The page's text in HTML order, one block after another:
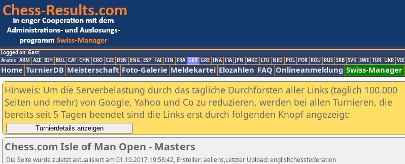
Logged on: Gast
Arabic ARM AZE BIH BUL CAT CHN CRO CZE DEN ENG ESP FAI FIN FRA GER GRE INA ITA JPN MKD LTU NED POL POR ROU RUS SRB SVK SWE TUR UKR VIE
Home TurnierDB Meisterschaft Foto-Galerie Meldekartei Elozahlen FAQ Onlineanmeldung Swiss-Manager
Hinweis: Um die Serverbelastung durch das tägliche Durchforsten aller Links (täglich 100.000
Seiten und mehr) von Google, Yahoo und Co zu reduzieren, werden bei allen Turnieren, die
bereits seit 5 Tagen beendet sind die Links erst durch folgenden Knopf angezeigt:
Chess.com Isle of Man Open - Masters
Die Seite wurde zuletzt aktualisiert am 01.10.2017 19:58:42, Ersteller: aeliens,Letzter Upload: englishchessfederation